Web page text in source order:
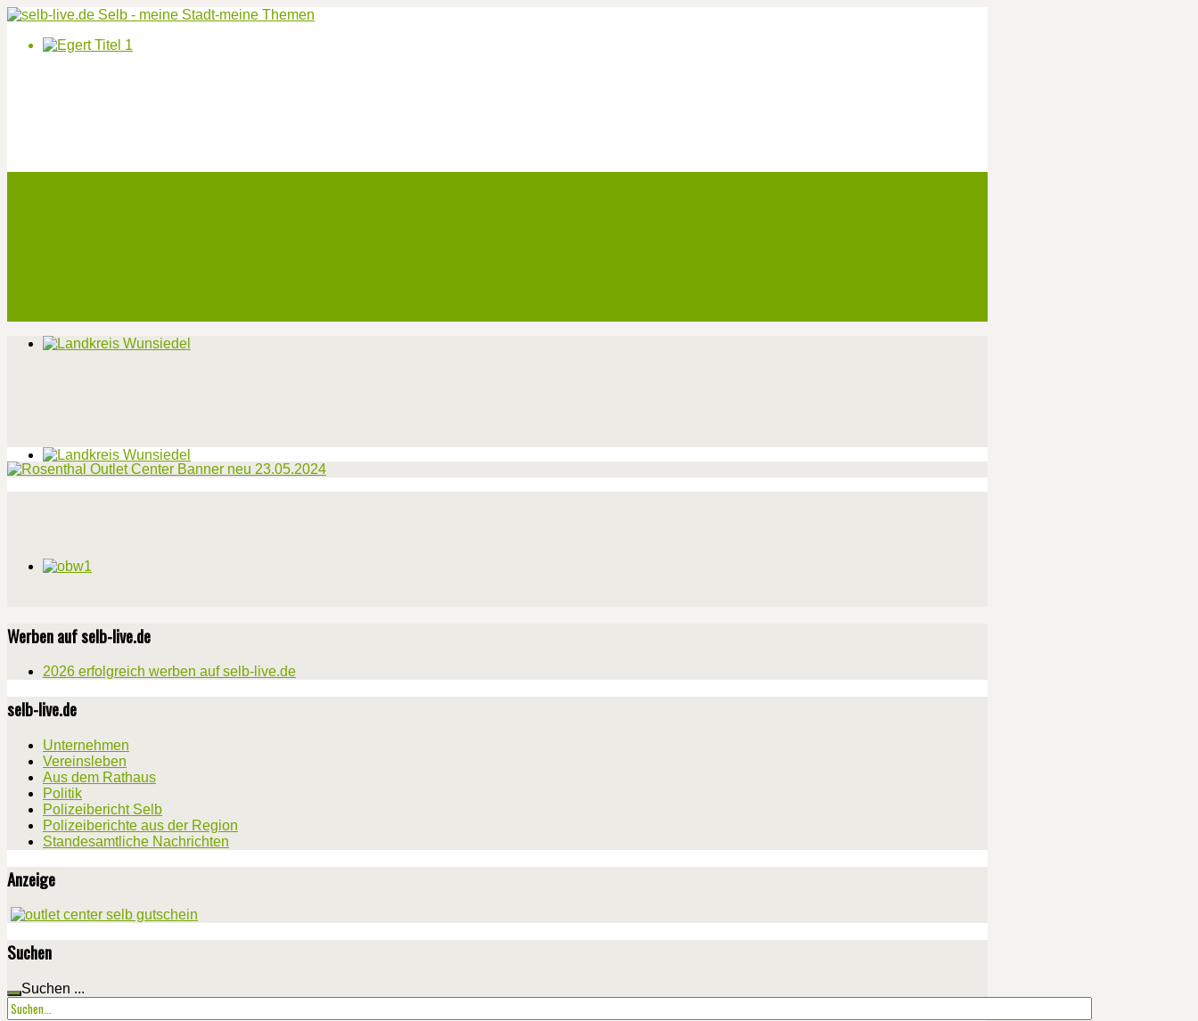
Werben auf selb-live.de
2026 erfolgreich werben auf selb-live.de
selb-live.de
Unternehmen
Vereinsleben
Aus dem Rathaus
Politik
Polizeibericht Selb
Polizeiberichte aus der Region
Standesamtliche Nachrichten
Anzeige
Suchen
Suchen ...